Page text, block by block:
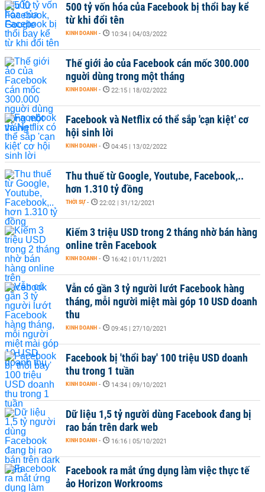
500 tỷ vốn hóa của Facebook bị thổi bay kể
từ khi đổi tên
KINH DOANH - 10:34 | 04/03/2022
Thế giới ảo của Facebook cán mốc 300.000
nguời dùng trong một tháng
KINH DOANH - 22:15 | 18/02/2022
Facebook và Netflix có thể sắp 'cạn kiệt' cơ
hội sinh lời
KINH DOANH - 04:45 | 13/02/2022
Thu thuế từ Google, Youtube, Facebook,..
hơn 1.310 tỷ đồng
THỜI SỰ - 22:02 | 31/12/2021
Kiếm 3 triệu USD trong 2 tháng nhờ bán hàng
online trên Facebook
KINH DOANH - 16:42 | 01/11/2021
Vẫn có gần 3 tỷ người lướt Facebook hàng
tháng, mỗi người miệt mài góp 10 USD doanh
thu
KINH DOANH - 09:45 | 27/10/2021
Facebook bị 'thổi bay' 100 triệu USD doanh
thu trong 1 tuần
KINH DOANH - 14:34 | 09/10/2021
Dữ liệu 1,5 tỷ người dùng Facebook đang bị
rao bán trên dark web
KINH DOANH - 16:16 | 05/10/2021
Facebook ra mắt ứng dụng làm việc thực tế
ảo Horizon Workrooms